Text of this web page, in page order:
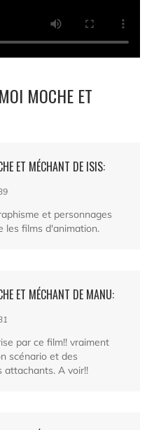
MOCHE ET
ET MÉCHANT DE ISIS:
et personnages
les films d'animation.
ET MÉCHANT DE MANU:
par ce film!! vraiment
scénario et des
attachants. A voir!!